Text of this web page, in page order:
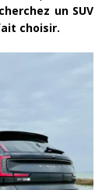
un SUV
choisir.